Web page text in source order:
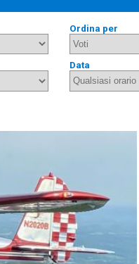
Ordina per
Data